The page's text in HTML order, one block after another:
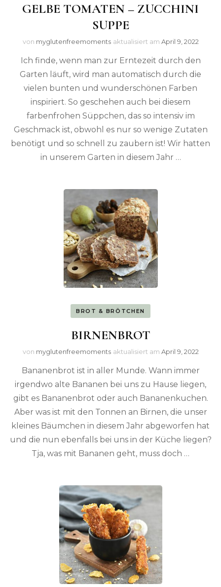
GELBE TOMATEN – ZUCCHINI
SUPPE
von myglutenfreemoments aktualisiert am April 9, 2022
Ich finde, wenn man zur Erntezeit durch den
Garten läuft, wird man automatisch durch die
vielen bunten und wunderschönen Farben
inspiriert. So geschehen auch bei diesem
farbenfrohen Süppchen, das so intensiv im
Geschmack ist, obwohl es nur so wenige Zutaten
benötigt und so schnell zu zaubern ist! Wir hatten
in unserem Garten in diesem Jahr …
BROT & BRÖTCHEN
BIRNENBROT
von myglutenfreemoments aktualisiert am April 9, 2022
Bananenbrot ist in aller Munde. Wann immer
irgendwo alte Bananen bei uns zu Hause liegen,
gibt es Bananenbrot oder auch Bananenkuchen.
Aber was ist mit den Tonnen an Birnen, die unser
kleines Bäumchen in diesem Jahr abgeworfen hat
und die nun ebenfalls bei uns in der Küche liegen?
Tja, was mit Bananen geht, muss doch …